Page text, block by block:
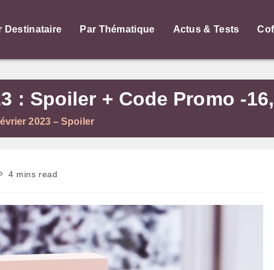
Destinataire Par Thématique Actus & Tests
: Spoiler + Code Promo -
2023 – Spoiler
4 mins read